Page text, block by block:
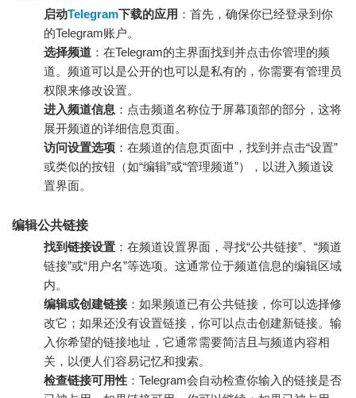
启动Telegram下载的应用 ：首先，确保你已经登录到你
的Telegram账户。
选择频道 ：在Telegram的主界面找到并点击你管理的频
道。频道可以是公开的也可以是私有的，你需要有管理员
权限来修改设置。
进入频道信息 ：点击频道名称位于屏幕顶部的部分，这将
展开频道的详细信息页面。
访问设置选项 ：在频道的信息页面中，找到并点击“设置”
或类似的按钮（如“编辑”或“管理频道”），以进入频道设
置界面。
编辑公共链接
找到链接设置 ：在频道设置界面，寻找“公共链接”、“频道
链接”或“用户名”等选项。这通常位于频道信息的编辑区域
内。
编辑或创建链接 ：如果频道已有公共链接，你可以选择修
改它；如果还没有设置链接，你可以点击创建新链接。输
入你希望的链接地址，它通常需要简洁且与频道内容相
关，以便人们容易记忆和搜索。
检查链接可用性 ：Telegram会自动检查你输入的链接是否